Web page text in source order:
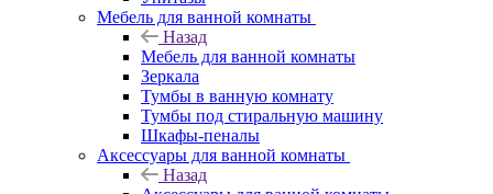
Мебель для ванной комнаты
Назад
Мебель для ванной комнаты
Зеркала
Тумбы в ванную комнату
Тумбы под стиральную машину
Шкафы-пеналы
Аксессуары для ванной комнаты
Назад